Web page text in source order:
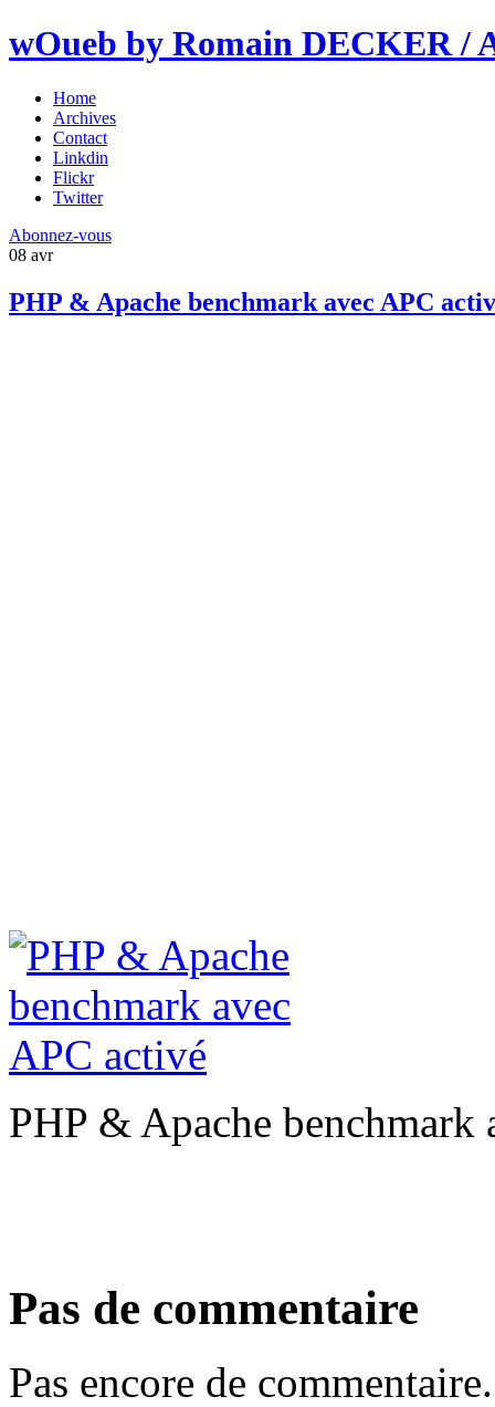
wOueb by Romain DECKER /
Home
Archives
Contact
Linkdin
Flickr
Twitter
Abonnez-vous
08 avr
PHP & Apache benchmark avec APC
PHP & Apache benchmark
Pas de commentaire
Pas encore de commentaire.